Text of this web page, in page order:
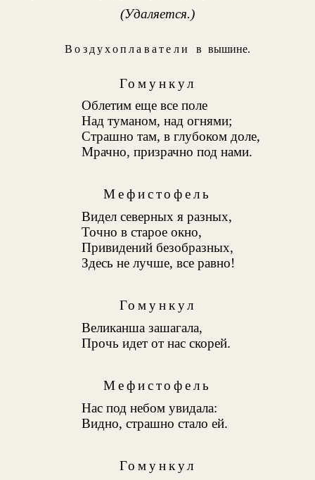
(Удаляется.)
Воздухоплаватели в вышине.
Гомункул
Облетим еще все поле
Над туманом, над огнями;
Страшно там, в глубоком доле,
Мрачно, призрачно под нами.
Мефистофель
Видел северных я разных,
Точно в старое окно,
Привидений безобразных,
Здесь не лучше, все равно!
Гомункул
Великанша зашагала,
Прочь идет от нас скорей.
Мефистофель
Нас под небом увидала:
Видно, страшно стало ей.
Гомункул